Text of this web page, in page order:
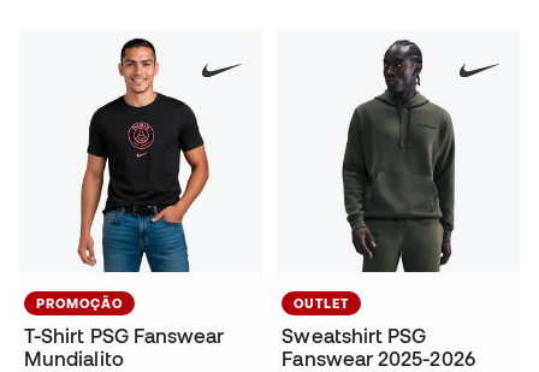
PROMOÇÃO
T-Shirt PSG Fanswear
Mundialito
OUTLET
Sweatshirt PSG
Fanswear 2025-2026